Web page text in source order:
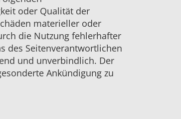
oder Qualität der
materieller oder
die Nutzung fehlerhafter
des Seitenverantwortlichen
und unverbindlich. Der
Ankündigung zu